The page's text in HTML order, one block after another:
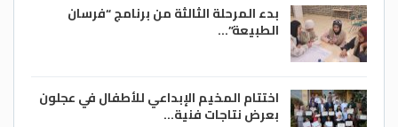
بدء المرحلة الثالثة من برنامج “فرسان
الطبيعة”…
اختتام المخيم الإبداعي للأطفال في عجلون
بعرض نتاجات فنية…